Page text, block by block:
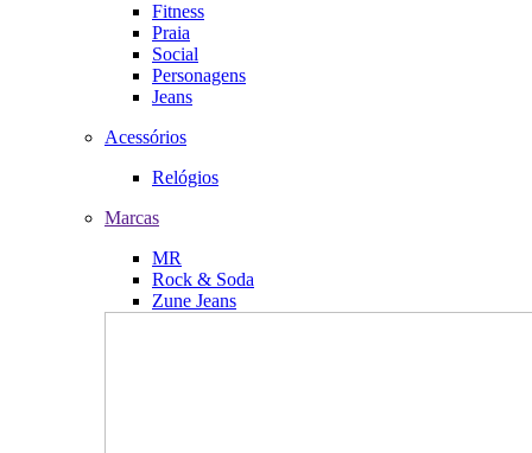
Fitness
Praia
Social
Personagens
Jeans
Acessórios
Relógios
Marcas
MR
Rock & Soda
Zune Jeans